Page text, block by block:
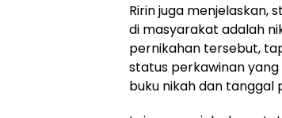
Ririn juga menjelaskan,
di masyarakat adalah
pernikahan tersebut,
status perkawinan
buku nikah dan tanggal